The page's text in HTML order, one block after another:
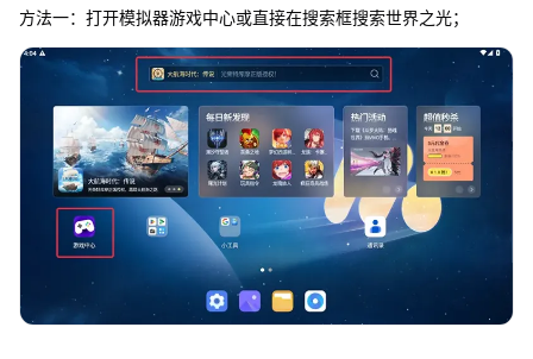
方法一：打开模拟器游戏中心或直接在搜索框搜索世界之光；